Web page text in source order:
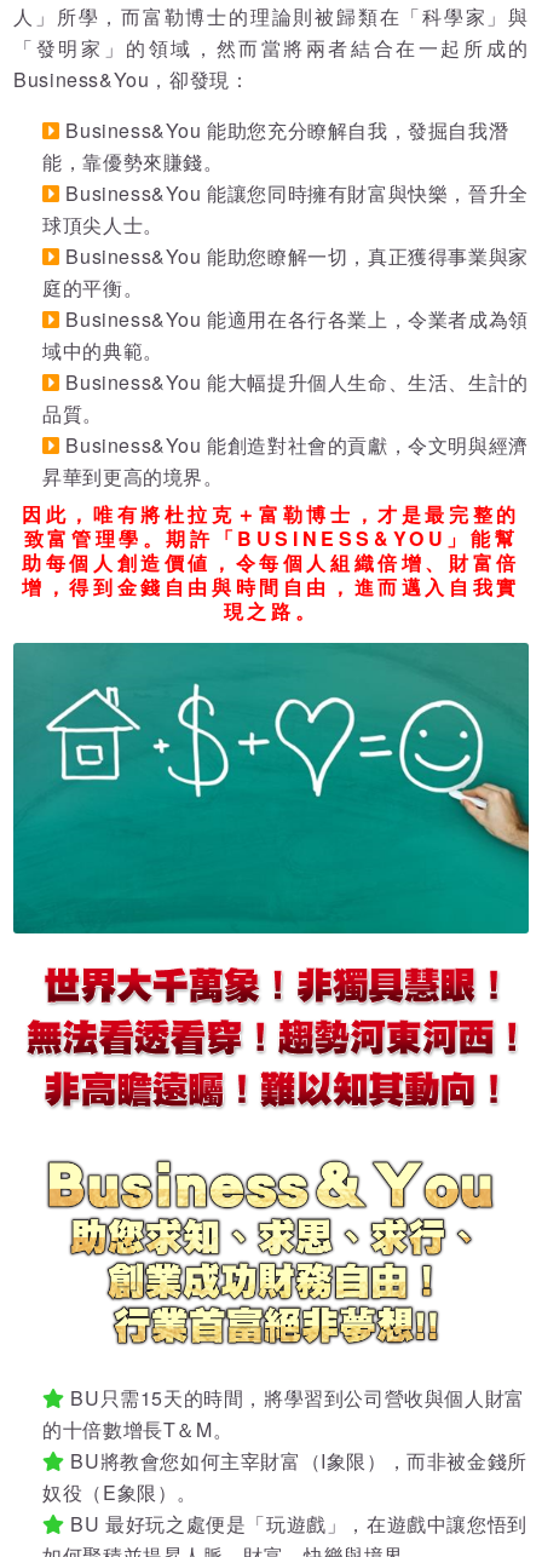
人」所學，而富勒博士的理論則被歸類在「科學家」與
「發明家」的領域，然而當將兩者結合在一起所成的
Business&You，卻發現：
Business&You 能助您充分瞭解自我，發掘自我潛
能，靠優勢來賺錢。
Business&You 能讓您同時擁有財富與快樂，晉升全
球頂尖人士。
Business&You 能助您瞭解一切，真正獲得事業與家
庭的平衡。
Business&You 能適用在各行各業上，令業者成為領
域中的典範。
Business&You 能大幅提升個人生命、生活、生計的
品質。
Business&You 能創造對社會的貢獻，令文明與經濟
昇華到更高的境界。
因此，唯有將杜拉克＋富勒博士，才是最完整的
致富管理學。期許「BUSINESS&YOU」能幫
助每個人創造價値，令每個人組織倍增、財富倍
增，得到金錢自由與時間自由，進而邁入自我實
現之路。
BU只需15天的時間，將學習到公司營收與個人財富
的十倍數增長T＆M。
BU將教會您如何主宰財富（I象限），而非被金錢所
奴役（E象限）。
BU 最好玩之處便是「玩遊戲」，在遊戲中讓您悟到